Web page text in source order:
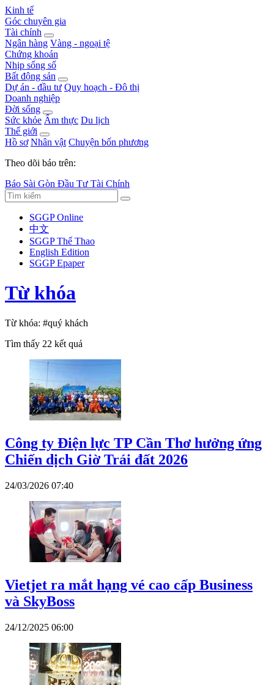
Kinh tế
Góc chuyên gia
Tài chính
Ngân hàng Vàng - ngoại tệ
Chứng khoán
Nhịp sống số
Bất động sản
Dự án - đầu tư Quy hoạch - Đô thị
Doanh nghiệp
Đời sống
Sức khỏe Ẩm thực Du lịch
Thế giới
Hồ sơ Nhân vật Chuyện bốn phương
Theo dõi báo trên:
Báo Sài Gòn Đầu Tư Tài Chính
SGGP Online
中文
SGGP Thể Thao
English Edition
SGGP Epaper
Từ khóa
Từ khóa: #quý khách
Tìm thấy 22 kết quả
Công ty Điện lực TP Cần Thơ hưởng ứng
Chiến dịch Giờ Trái đất 2026
24/03/2026 07:40
Vietjet ra mắt hạng vé cao cấp Business
và SkyBoss
24/12/2025 06:00